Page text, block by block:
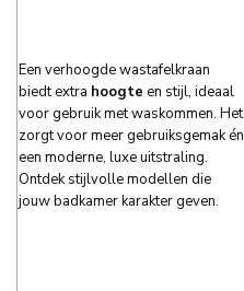
Een verhoogde wastafelkraan
biedt extra hoogte en stijl, ideaal
voor gebruik met waskommen. Het
zorgt voor meer gebruiksgemak én
een moderne, luxe uitstraling.
Ontdek stijlvolle modellen die
jouw badkamer karakter geven.